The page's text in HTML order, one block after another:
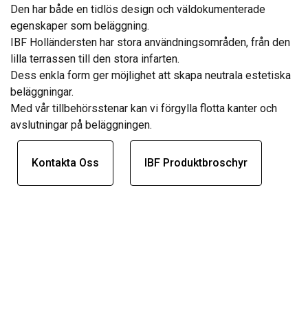
Den har både en tidlös design och väldokumenterade
egenskaper som beläggning.
IBF Holländersten har stora användningsområden, från den
lilla terrassen till den stora infarten.
Dess enkla form ger möjlighet att skapa neutrala estetiska
beläggningar.
Med vår tillbehörsstenar kan vi förgylla flotta kanter och
avslutningar på beläggningen.
Kontakta Oss IBF Produktbroschyr